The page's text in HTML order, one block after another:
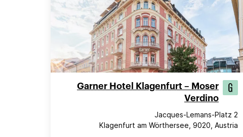
Garner Hotel Klagenfurt – Moser
Verdino
Jacques-Lemans-Platz 2
Klagenfurt am Wörthersee, 9020, Austria